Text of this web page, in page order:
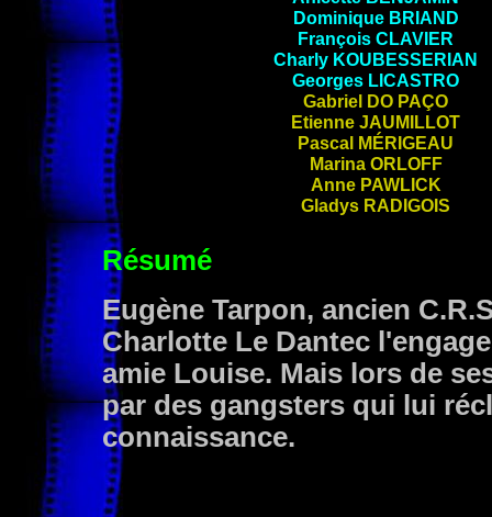
Dominique BRIAND
François CLAVIER
Charly KOUBESSERIAN
Georges LICASTRO
Gabriel DO PAÇO
Etienne JAUMILLOT
Pascal MÉRIGEAU
Marina ORLOFF
Anne PAWLICK
Gladys RADIGOIS
Résumé
Eugène Tarpon, ancien
Charlotte Le Dantec
amie Louise. Mais lors de
par des gangsters qui lui
connaissance.